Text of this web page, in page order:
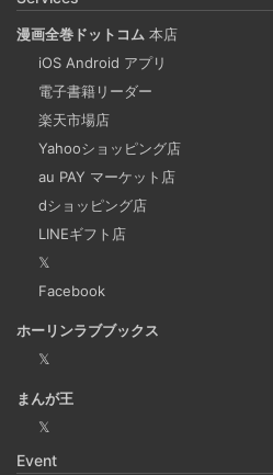
重複コンテンツは味方ではない
2024-09-25
検索エンジンの上位にサイト情報
は多くの人に見てもらえる最高の
げてしまう重複コンテンツを軽減
一つだといえます。
Microsoftの法人向けプランを
2025年上半期は個人アカウント
トの個人アカウントに切り替えま
ボードみたいなのを作るチュ
漫画全巻ドットコム 本店
iOS Android アプリ
電子書籍リーダー
楽天市場店
Yahooショッピング店
au PAY マーケット店
dショッピング店
LINEギフト店
𝕏
Facebook
ホーリンラブブックス
𝕏
まんが王
𝕏
Event